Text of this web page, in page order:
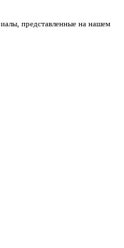
представленные на нашем